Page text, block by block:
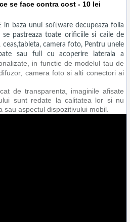
se face contra cost - 10 lei
in baza unui software decupeaza folia
pastreaza toate orificiile si caile de
camera foto, Pentru unele
sau full cu acoperire laterala a
in functie de modelul tau de
camera foto si alti conectori ai
de transparenta, imaginile afisate
sunt redate la calitatea lor si nu
sau aspectul dispozitivului mobil.